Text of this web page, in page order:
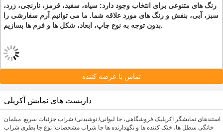
رنگ های متنوعی برای انتخاب وجود دارد: سیاه، سفید، قرمز، نارنجی، زرد،
سبز، آبی، بنفش و رنگ های مورد علاقه شما. ما می توانیم آرم سفارشی را
بدون توجه به نوع چاپ، ابعاد، شکل ها و فرم ها بسازیم.
تماس با عرضه کننده
داربست های نمایش آکریلی
استندهای نمایشگر اکریلیک فروشگاهی، جا لیوانی/ نوشیدنی/ شراب جزئیات سریع: مبلمان
خانگی سطل ها، خنک کننده ها و نگهدارنده ها جا شراب مشخصات: نوع جا بطری شراب